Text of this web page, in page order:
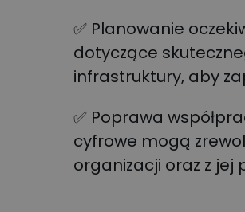
✅ Planowanie
dotyczące
infrastruktury, aby
✅ Poprawa
cyfrowe mogą
organizacji oraz z jej